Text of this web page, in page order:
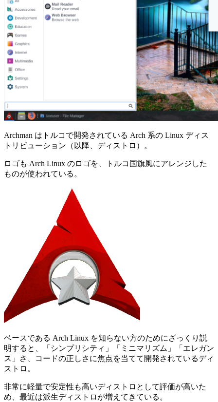
Archman はトルコで開発されている Arch 系の Linux ディス
トリビューション（以降、ディストロ）。
ロゴも Arch Linux のロゴを、トルコ国旗風にアレンジした
ものが使われている。
ベースである Arch Linux を知らない方のためにざっくり説
明すると、「シンプリシティ」「ミニマリズム」「エレガン
ス」さ、コードの正しさに焦点を当てて開発されているディ
ストロ。
非常に軽量で安定性も高いディストロとして評価が高いた
め、最近は派生ディストロが増えてきている。